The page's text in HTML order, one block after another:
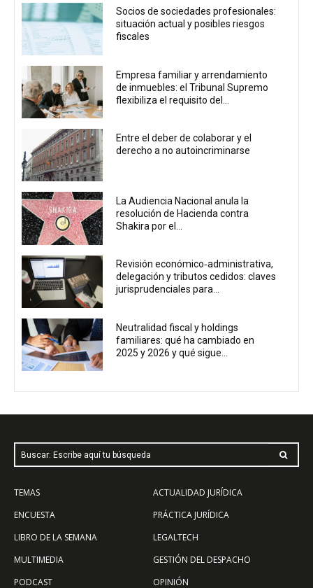
Socios de sociedades profesionales:
situación actual y posibles riesgos
fiscales
Empresa familiar y arrendamiento
de inmuebles: el Tribunal Supremo
flexibiliza el requisito del...
Entre el deber de colaborar y el
derecho a no autoincriminarse
La Audiencia Nacional anula la
resolución de Hacienda contra
Shakira por el...
Revisión económico‑administrativa,
delegación y tributos cedidos: claves
jurisprudenciales para...
Neutralidad fiscal y holdings
familiares: qué ha cambiado en
2025 y 2026 y qué sigue...
Buscar: Escribe aquí tu búsqueda
TEMAS
ENCUESTA
LIBRO DE LA SEMANA
MULTIMEDIA
PODCAST
ACTUALIDAD JURÍDICA
PRÁCTICA JURÍDICA
LEGALTECH
GESTIÓN DEL DESPACHO
OPINIÓN